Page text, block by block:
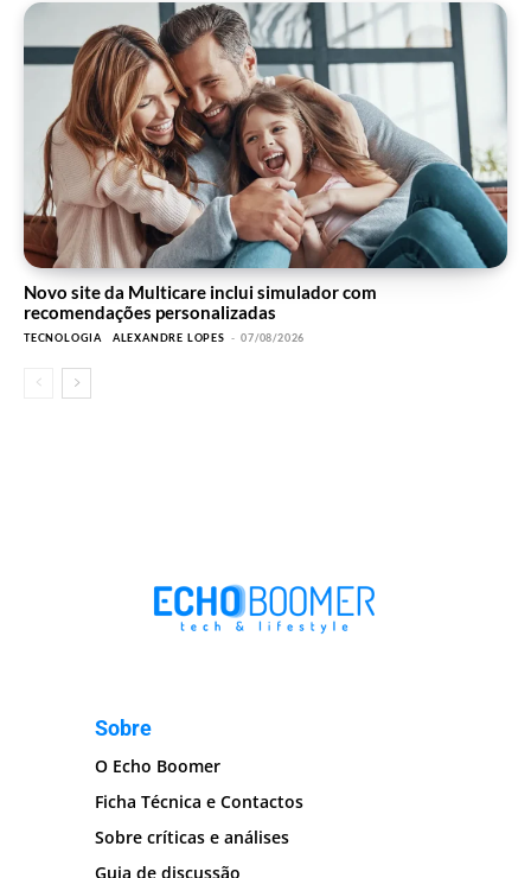
Novo site da Multicare inclui simulador com
recomendações personalizadas
TECNOLOGIA ALEXANDRE LOPES - 07/08/2026
Sobre
O Echo Boomer
Ficha Técnica e Contactos
Sobre críticas e análises
Guia de discussão